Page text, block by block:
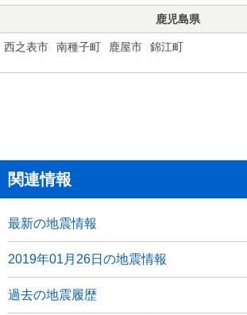
鹿児島県
西之表市 南種子町 鹿屋市 錦江町
関連情報
最新の地震情報
2019年01月26日の地震情報
過去の地震履歴